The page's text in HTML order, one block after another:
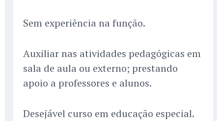
Sem experiência na função.
Auxiliar nas atividades pedagógicas em
sala de aula ou externo; prestando
apoio a professores e alunos.
Desejável curso em educação especial.